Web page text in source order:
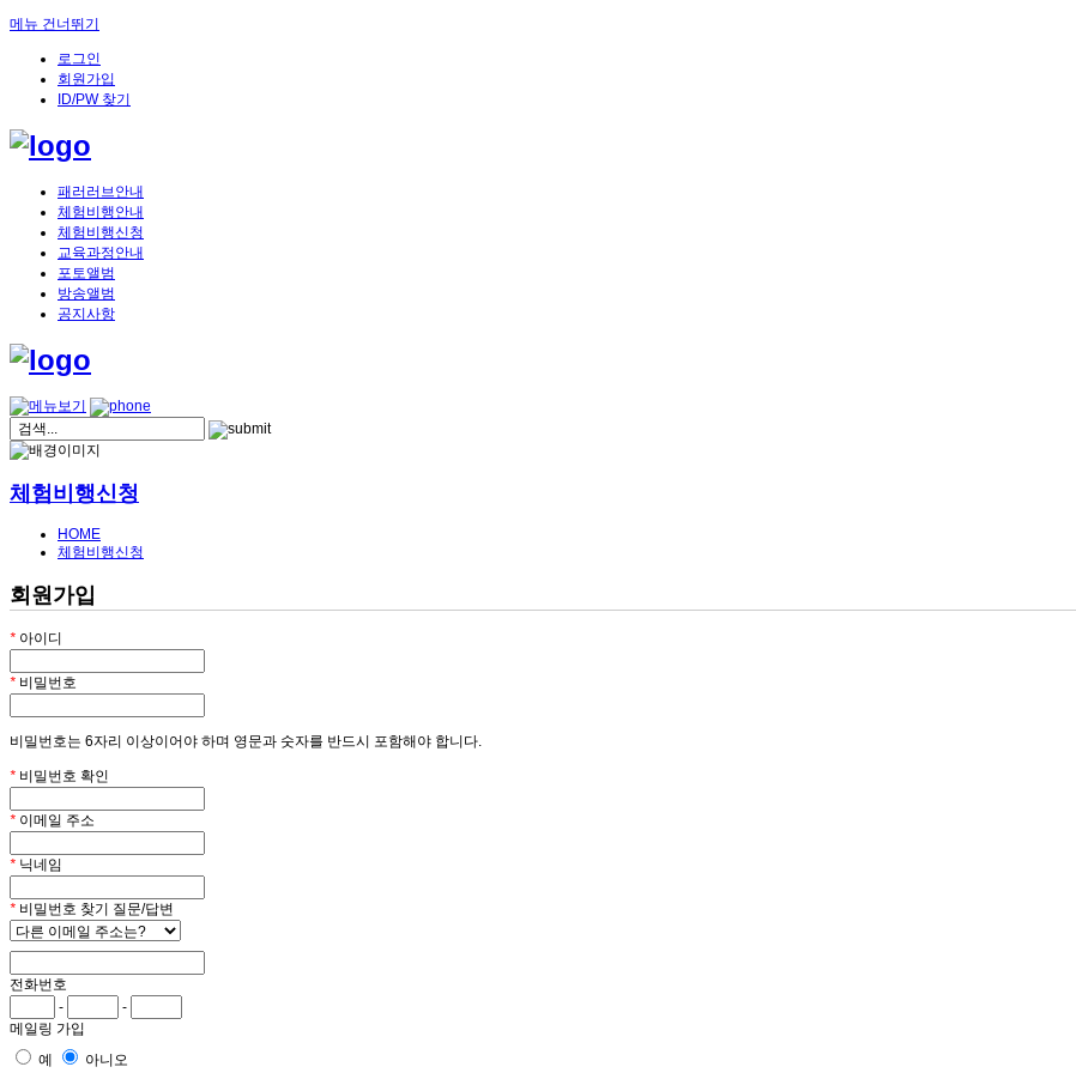
메뉴 건너뛰기
로그인
회원가입
ID/PW 찾기
패러러브안내
체험비행안내
체험비행신청
교육과정안내
포토앨범
방송앨범
공지사항
체험비행신청
HOME
체험비행신청
회원가입
* 아이디
* 비밀번호
비밀번호는 6자리 이상이어야 하며 영문과 숫자를 반드시 포함해야 합니다.
* 비밀번호 확인
* 이메일 주소
* 닉네임
* 비밀번호 찾기 질문/답변
전화번호
-
-
메일링 가입
예
아니오